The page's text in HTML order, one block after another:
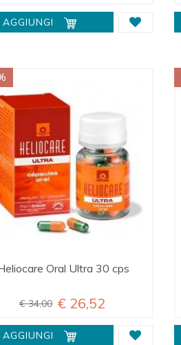
AGGIUNGI
Oral Ultra 30 cps
€ 34,00 € 26,52
AGGIUNGI